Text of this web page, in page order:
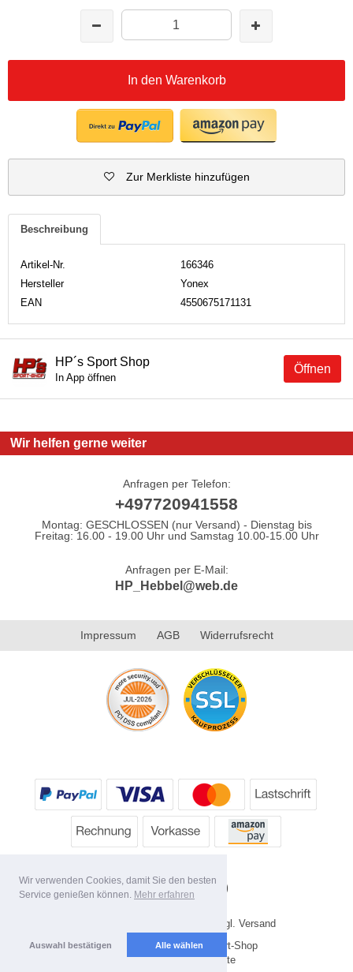
Wir verwenden Cookies, damit Sie den besten
Service genießen können. Mehr erfahren
Auswahl bestätigen Alle wählen
In den Warenkorb
Zur Merkliste hinzufügen
Beschreibung
Artikel-Nr.
166346
Hersteller
Yonex
EAN
4550675171131
Öffnen
HP´s Sport Shop
In App öffnen
Wir helfen gerne weiter
Anfragen per Telefon:
+497720941558
Montag: GESCHLOSSEN (nur Versand) - Dienstag bis
Freitag: 16.00 - 19.00 Uhr und Samstag 10.00-15.00 Uhr
Anfragen per E-Mail:
HP_Hebbel@web.de
Impressum AGB Widerrufsrecht
* Alle Preise inkl. MwSt. evtl. zzgl. Versand
Copyright 2026 by HP's Sport-Shop
Mobile Shop by Shopgate